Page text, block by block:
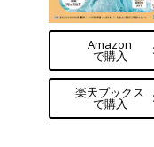
Amazon
で購入
楽天ブックス
で購入